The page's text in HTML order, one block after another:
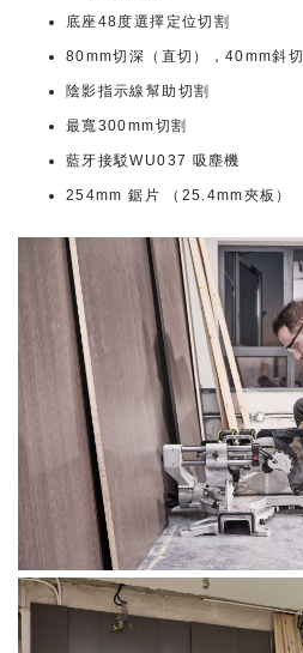
底座48度選擇定位切割
80mm切深（直切），40mm斜切
陰影指示線幫助切割
最寬300mm切割
藍牙接駁WU037 吸塵機
254mm 鋸片 （25.4mm夾板）